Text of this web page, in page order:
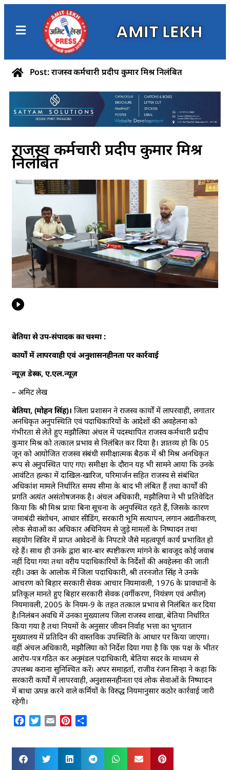
AMIT LEKH
Post: राजस्व कर्मचारी प्रदीप कुमार मिश्र निलंबित
राजस्व कर्मचारी प्रदीप कुमार मिश्र
निलंबित
बेतिया से उप-संपादक का चश्मा :
कार्यों में लापरवाही एवं अनुशासनहीनता पर कार्रवाई
न्यूज़ डेस्क, ए.एल.न्यूज़
– अमिट लेख
बेतिया, (मोहन सिंह)। जिला प्रशासन ने राजस्व कार्यों में लापरवाही, लगातार
अनधिकृत अनुपस्थिति एवं पदाधिकारियों के आदेशों की अवहेलना को
गंभीरता से लेते हुए मझौलिया अंचल में पदस्थापित राजस्व कर्मचारी प्रदीप
कुमार मिश्र को तत्काल प्रभाव से निलंबित कर दिया है। ज्ञातव्य हो कि 05
जून को आयोजित राजस्व संबंधी समीक्षात्मक बैठक में श्री मिश्र अनधिकृत
रूप से अनुपस्थित पाए गए। समीक्षा के दौरान यह भी सामने आया कि उनके
आवंटित हल्का में दाखिल-खारिज, परिमार्जन सहित राजस्व से संबंधित
अधिकांश मामले निर्धारित समय सीमा के बाद भी लंबित हैं तथा कार्यों की
प्रगति अत्यंत असंतोषजनक है। अंचल अधिकारी, मझौलिया ने भी प्रतिवेदित
किया कि श्री मिश्र प्रायः बिना सूचना के अनुपस्थित रहते हैं, जिसके कारण
जमाबंदी संशोधन, आधार सीडिंग, सरकारी भूमि सत्यापन, लगान अद्यतीकरण,
लोक सेवाओं का अधिकार अधिनियम से जुड़े मामलों के निष्पादन तथा
सहयोग शिविर में प्राप्त आवेदनों के निपटारे जैसे महत्वपूर्ण कार्य प्रभावित हो
रहे हैं। साथ ही उनके द्वारा बार-बार स्पष्टीकरण मांगने के बावजूद कोई जवाब
नहीं दिया गया तथा वरीय पदाधिकारियों के निर्देशों की अवहेलना की जाती
रही। उक्त के आलोक में जिला पदाधिकारी, श्री तरनजोत सिंह ने उनके
आचरण को बिहार सरकारी सेवक आचार नियमावली, 1976 के प्रावधानों के
प्रतिकूल मानते हुए बिहार सरकारी सेवक (वर्गीकरण, नियंत्रण एवं अपील)
नियमावली, 2005 के नियम-9 के तहत तत्काल प्रभाव से निलंबित कर दिया
है।निलंबन अवधि में उनका मुख्यालय जिला राजस्व शाखा, बेतिया निर्धारित
किया गया है तथा नियमों के अनुसार जीवन निर्वाह भत्ता का भुगतान
मुख्यालय में प्रतिदिन की वास्तविक उपस्थिति के आधार पर किया जाएगा।
वहीं अंचल अधिकारी, मझौलिया को निर्देश दिया गया है कि एक पक्ष के भीतर
आरोप-पत्र गठित कर अनुमंडल पदाधिकारी, बेतिया सदर के माध्यम से
उपलब्ध कराना सुनिश्चित करें। अपर समाहर्ता, राजीव रंजन सिन्हा ने कहा कि
सरकारी कार्यों में लापरवाही, अनुशासनहीनता एवं लोक सेवाओं के निष्पादन
में बाधा उत्पन्न करने वाले कर्मियों के विरुद्ध नियमानुसार कठोर कार्रवाई जारी
रहेगी।
Facebook
Twitter
Email Pinterest